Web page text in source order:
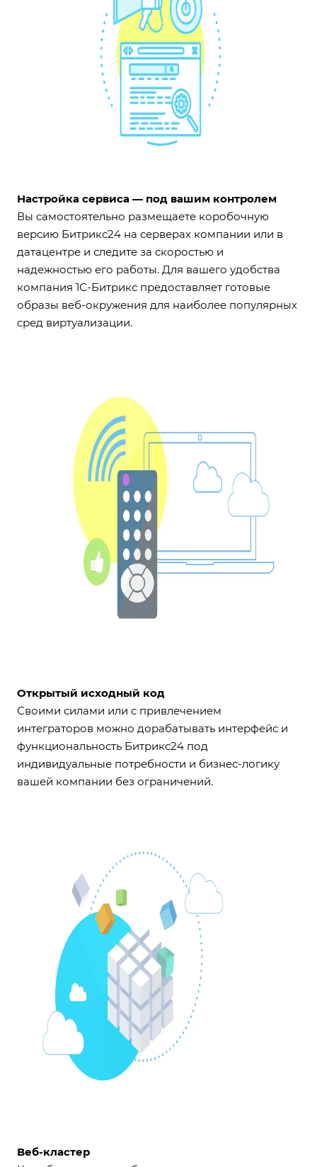
Настройка сервиса — под вашим контролем
Вы самостоятельно размещаете коробочную
версию Битрикс24 на серверах компании или в
датацентре и следите за скоростью и
надежностью его работы. Для вашего удобства
компания 1С-Битрикс предоставляет готовые
образы веб-окружения для наиболее популярных
сред виртуализации.
Открытый исходный код
Своими силами или с привлечением
интеграторов можно дорабатывать интерфейс и
функциональность Битрикс24 под
индивидуальные потребности и бизнес-логику
вашей компании без ограничений.
Веб-кластер